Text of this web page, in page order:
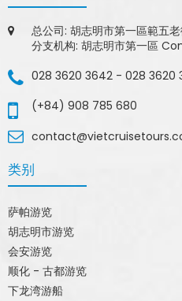
总公司: 胡志明市第一區範五
分支机构: 胡志明市第一區
028 3620 3642 - 028 3620
(+84) 908 785 680
类别
萨帕游览
胡志明市游览
会安游览
顺化 - 古都游览
下龙湾游船